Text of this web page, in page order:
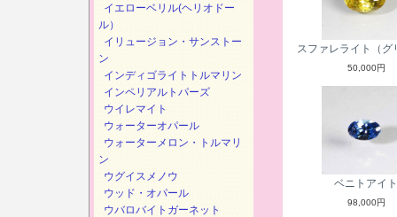
スファレライト（グ
50,000円
ベニトアイト
98,000円
イエローベリル(ヘリオドー
ル）
イリュージョン・サンストー
ン
インディゴライトトルマリン
インペリアルトパーズ
ウイレマイト
ウォーターオパール
ウォーターメロン・トルマリ
ン
ウグイスメノウ
ウッド・オパール
ウバロバイトガーネット